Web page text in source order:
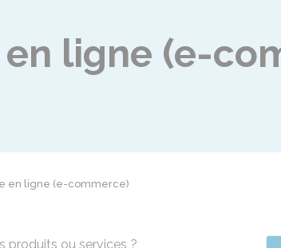
ligne (e-
en ligne (e-commerce)
produits ou services ?